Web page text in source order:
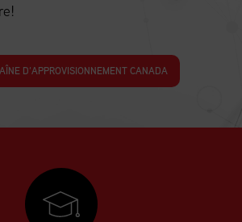
D’APPROVISIONNEMENT CANADA